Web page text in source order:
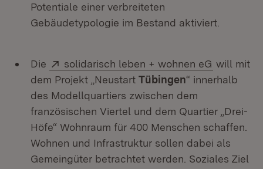
Potentiale einer verbreiteten
Gebäudetypologie im Bestand aktiviert.
Die Extern:
solidarisch leben + wohnen eG (Öffnet in
will mit
dem Projekt „Neustart Tübingen“ innerhalb
des Modellquartiers zwischen dem
französischen Viertel und dem Quartier „Drei-
Höfe“ Wohnraum für 400 Menschen schaffen.
Wohnen und Infrastruktur sollen dabei als
Gemeingüter betrachtet werden. Soziales Ziel